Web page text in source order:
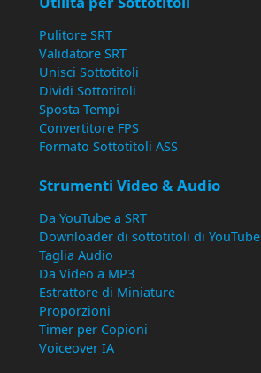
Pulitore SRT
Validatore SRT
Unisci Sottotitoli
Dividi Sottotitoli
Sposta Tempi
Convertitore FPS
Formato Sottotitoli ASS
Strumenti Video & Audio
Da YouTube a SRT
Downloader di sottotitoli di YouTube
Taglia Audio
Da Video a MP3
Estrattore di Miniature
Proporzioni
Timer per Copioni
Voiceover IA